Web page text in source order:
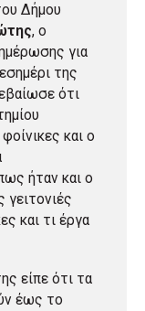
Δήμου
, ο
για
της
ότι
και ο
ήταν και ο
γειτονιές
και τι έργα
είπε ότι τα
έως το